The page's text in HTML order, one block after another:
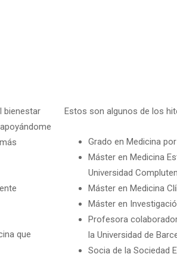
bienestar
que
Estos son algunos de los
Grado en Medicina
Máster en Medicina
Universidad
Máster en Medicina
Máster en
Profesora
la Universidad de
Socia de la Sociedad